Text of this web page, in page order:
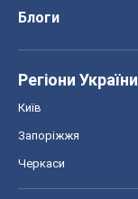
Блоги
Регіони України
Київ
Запоріжжя
Черкаси